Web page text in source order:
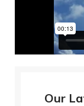
Our